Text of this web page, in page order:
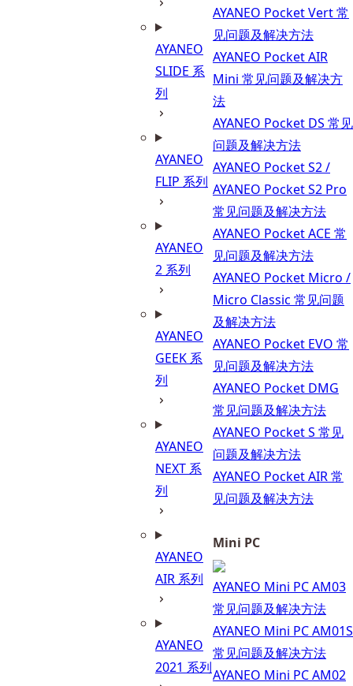
AYANEO
SLIDE 系
列
AYANEO
FLIP 系列
AYANEO
2 系列
AYANEO
GEEK 系
列
AYANEO
NEXT 系
列
AYANEO
AIR 系列
AYANEO
2021 系列
AYANEO Pocket Vert 常
见问题及解决方法
AYANEO Pocket AIR
Mini 常见问题及解决方
法
AYANEO Pocket DS 常见
问题及解决方法
AYANEO Pocket S2 /
AYANEO Pocket S2 Pro
常见问题及解决方法
AYANEO Pocket ACE 常
见问题及解决方法
AYANEO Pocket Micro /
Micro Classic 常见问题
及解决方法
AYANEO Pocket EVO 常
见问题及解决方法
AYANEO Pocket DMG
常见问题及解决方法
AYANEO Pocket S 常见
问题及解决方法
AYANEO Pocket AIR 常
见问题及解决方法
Mini PC
AYANEO Mini PC AM03
常见问题及解决方法
AYANEO Mini PC AM01S
常见问题及解决方法
AYANEO Mini PC AM02